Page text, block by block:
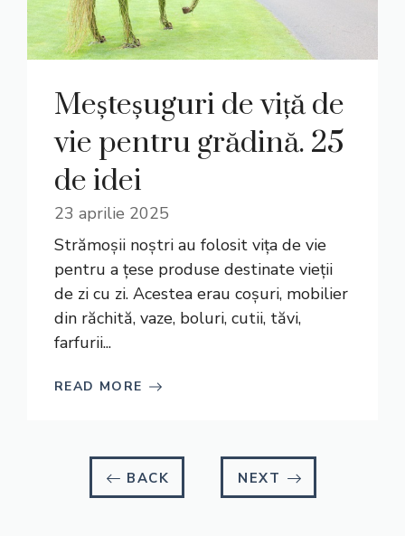
Meșteșuguri de viță de
vie pentru grădină. 25
de idei
23 aprilie 2025
Strămoșii noștri au folosit vița de vie
pentru a țese produse destinate vieții
de zi cu zi. Acestea erau coșuri, mobilier
din răchită, vaze, boluri, cutii, tăvi,
farfurii...
READ MORE
BACK NEXT